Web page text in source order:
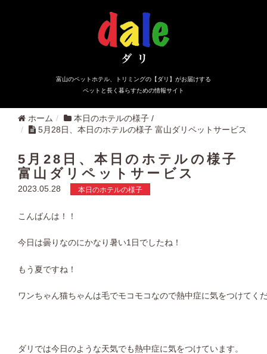
富山のペットホテル、トリミングの【ダリ】がお届けする
ペットと長く暮らすための情報サイト
ホーム 本日のホテルの様子 /
5月28日、本日のホテルの様子 富山ダリペットサービス
5月28日、本日のホテルの様子
富山ダリペットサービス
2023.05.28 本日のホテルの様子
こんばんは！！
今日は曇りなのにかなり暑い1日でしたね！
もう夏ですね！
ワンちゃん猫ちゃんは毛でモコモコなので熱中症に気をつけてく
ダリでは今日のような天気でも熱中症に気をつけています。